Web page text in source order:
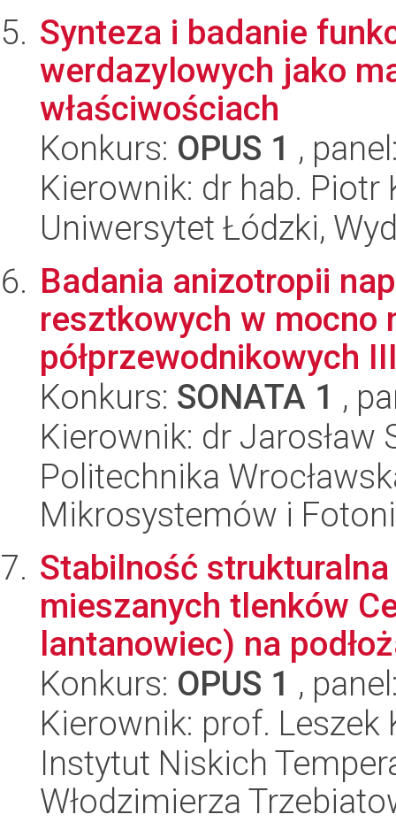
Synteza i badanie
werdazylowych jako
właściwościach
Konkurs: OPUS 1 ,
Kierownik: dr hab. Piotr
Uniwersytet Łódzki,
Badania anizotropii
resztkowych w mocno
półprzewodnikowych
Konkurs: SONATA 1 ,
Kierownik: dr Jarosław
Politechnika
Mikrosystemów i
Stabilność
mieszanych tlenków
lantanowiec) na
Konkurs: OPUS 1 ,
Kierownik: prof. Leszek
Instytut Niskich
Włodzimierza